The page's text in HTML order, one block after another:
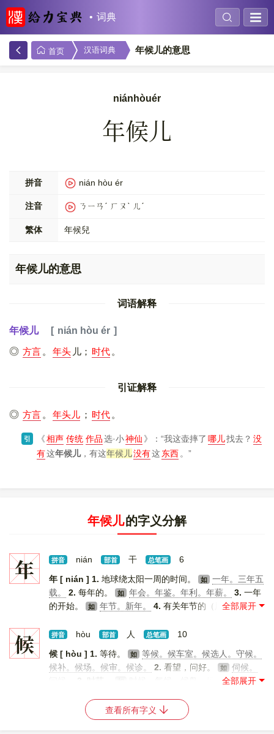
词典
首页 汉语词典 年候儿的意思
niánhòuér
年候儿
拼音 nián hòu ér
注音 ㄋㄧㄢˊ ㄏㄡˋ ㄦˊ
繁体 年候兒
年候儿的意思
词语解释
年候儿
nián hòu ér
方言 。 年头 儿； 时代 。
引证解释
方言 。 年头儿 ； 时代 。
引 《相声 传统 作品选·小神仙 》 ：“我这壶摔了 哪儿找去？ 没
有这年候儿，有这年候儿没有这东西 。”
年候儿的字义分解
年 拼音 nián 部首 干 总笔画
6
年 [ nián ] 1. 地球绕太阳一周的时间。 如
一年。三年五
载。
2. 每年的。 如 年会。年鉴。年利。年薪。 3. 一年
的开始。
如 年节。新年。 4. 有关年节的（用品）。 如
年号（ａ．帝王用的纪年名称；ｂ．公元纪年名称）。年
年。 7.岁数。 如
年纪。年事（岁数）。年高。年轮。
8.人一生所经年岁的分期。
幼年。童年。青年。壮
科举时代同年考中者的互称。 如
年兄。年谊（同年登科的关系）。 10.
候 拼音 hòu 部首 人 总笔画
10
候 [ hòu ] 1. 等待。 如
等候。候车室。候选人。守候。
候补。候场。候审。候诊。
2. 看望，问好。 如
伺候。
3. 时节。 时候。气候。候鸟。候虫。 4.事物
为“一候”，现气象学上仍沿用。
候温（每五天的平均
更多解释]
查看所有字义